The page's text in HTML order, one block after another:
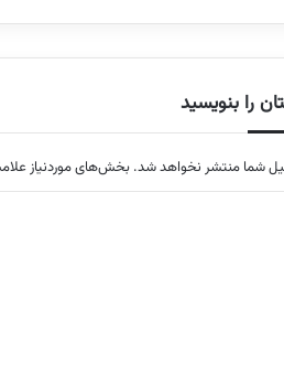
را بنویسید
شما منتشر نخواهد شد.بخش‌های موردنیاز